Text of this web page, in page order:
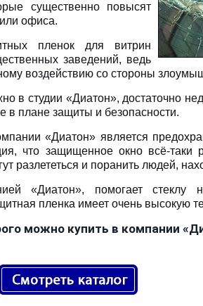
существенно повысят
офиса.
пленок для витрин
заведений, ведь
воздействию со стороны
в студии «Диатон», достаточно
в плане защиты и безопасности.
«Диатон» является
что защищенное окно всё-таки
разлететься и поранить людей,
«Диатон», помогает стеклу
пленка имеет очень высокую
можно купить в компании